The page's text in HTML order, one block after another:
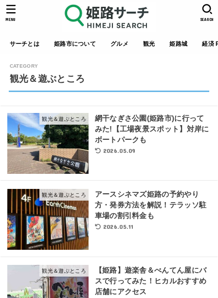
サーチとは 姫路市について グルメ 観光 姫路城 経済
SEARCH
MENU
観光＆遊ぶところ
観光＆遊ぶところ
網干なぎさ公園(姫路市)に行って
みた!【工場夜景スポット】対岸に
ボートパークも
2026.05.09
観光＆遊ぶところ
アースシネマズ姫路の予約やり
方・発券方法を解説！テラッソ駐
車場の割引料金も
2026.05.11
観光＆遊ぶところ
【姫路】遊楽舎＆べんてん屋にバ
スで行ってみた！ヒカルおすすめ
店舗にアクセス